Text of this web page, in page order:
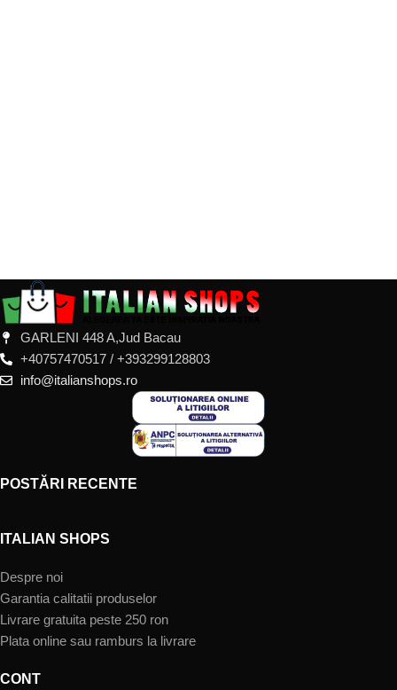
GARLENI 448 A,Jud Bacau
+40757470517 / +393299128803
info@italianshops.ro
POSTĂRI RECENTE
ITALIAN SHOPS
Despre noi
Garantia calitatii produselor
Livrare gratuita peste 250 ron
Plata online sau ramburs la livrare
CONT